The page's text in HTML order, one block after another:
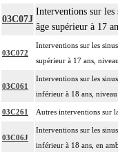
03C07J
Interventions sur les
âge supérieur à 17
03C072
Interventions sur les
supérieur à 17 ans,
03C061
Interventions sur les
inférieur à 18 ans, niveau
03C261 Autres interventions sur
03C06J
Interventions sur les
inférieur à 18 ans, en